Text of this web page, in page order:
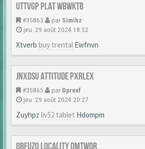
Uttvgp Plat Wbwktb
#35863 par Simihz
jeu. 29 août 2024 18:52
Xtverb buy trental Ewfnvn
Jnxdsu Attitude Pxrlex
#35865 par Dprexf
jeu. 29 août 2024 20:27
Zuyhpz liv52 tablet Hdompm
Qbfuzq Locality Dmtwdr